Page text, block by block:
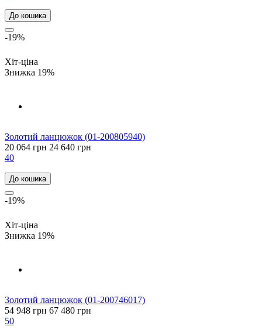
До кошика
-19%
Хіт-ціна
Знижка 19%
Золотий ланцюжок (01-200805940)
20 064 грн 24 640 грн
40
До кошика
-19%
Хіт-ціна
Знижка 19%
Золотий ланцюжок (01-200746017)
54 948 грн 67 480 грн
50